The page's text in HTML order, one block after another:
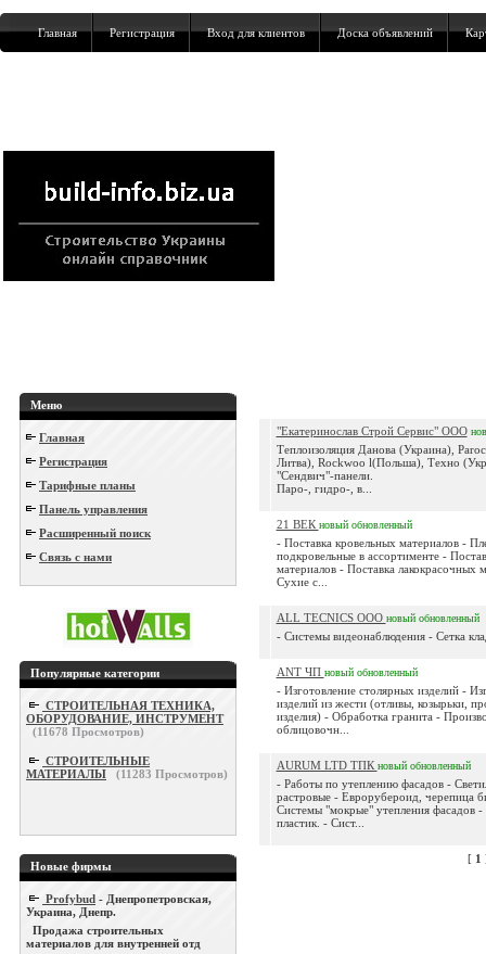
Главная Регистрация Вход для клиентов Доска объявлений
Меню
Главная
Регистрация
Тарифные планы
Панель управления
Расширенный поиск
Связь с нами
Популярные категории
СТРОИТЕЛЬНАЯ ТЕХНИКА,
ОБОРУДОВАНИЕ, ИНСТРУМЕНТ
(11678 Просмотров)
СТРОИТЕЛЬНЫЕ
МАТЕРИАЛЫ
(11283 Просмотров)
Новые фирмы
Profybud - Днепропетровская,
Украина, Днепр.
Продажа строительных
материалов для внутренней отд
"Екатеринослав Строй Сервис" ООО
Теплоизоляция Данова (Украина),
Литва), Rockwoo l(Польша), Техно
"Сендвич"-панели.
Паро-, гидро-, в...
21 ВЕК новый обновленный
- Поставка кровельных материалов -
подкровельные в ассортименте -
материалов - Поставка лакокрасочных
Сухие с...
ALL TECNICS ООО новый обновленный
- Системы видеонаблюдения - Сетка
ANT ЧП новый обновленный
- Изготовление столярных изделий -
изделий из жести (отливы, козырьки,
изделия) - Обработка гранита -
облицовочн...
AURUM LTD ТПК новый обновленный
- Работы по утеплению фасадов -
растровые - Еврорубероид, черепица
Системы "мокрые" утепления фасадов -
пластик. - Сист...
[ 1